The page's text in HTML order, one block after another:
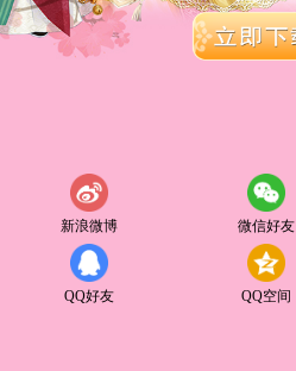
新浪微博 微信好友
QQ好友 QQ空间